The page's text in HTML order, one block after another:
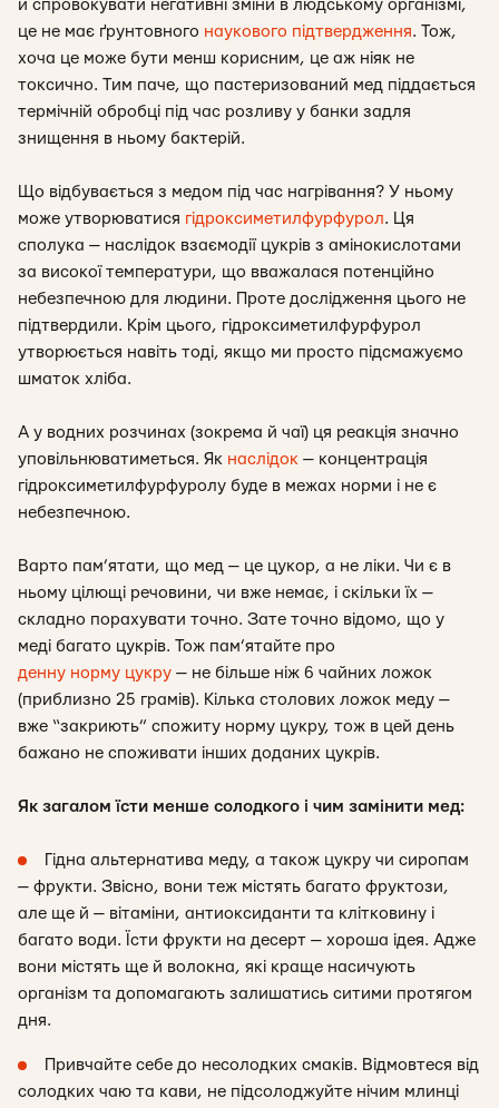
й спровокувати негативні зміни в людському організмі,
це не має ґрунтовного наукового підтвердження. Тож,
хоча це може бути менш корисним, це аж ніяк не
токсично. Тим паче, що пастеризований мед піддається
термічній обробці під час розливу у банки задля
знищення в ньому бактерій.
Що відбувається з медом під час нагрівання? У ньому
може утворюватися гідроксиметилфурфурол. Ця
сполука — наслідок взаємодії цукрів з амінокислотами
за високої температури, що вважалася потенційно
небезпечною для людини. Проте дослідження цього не
підтвердили. Крім цього, гідроксиметилфурфурол
утворюється навіть тоді, якщо ми просто підсмажуємо
шматок хліба.
А у водних розчинах (зокрема й чаї) ця реакція значно
уповільнюватиметься. Як наслідок — концентрація
гідроксиметилфурфуролу буде в межах норми і не є
небезпечною.
Варто пам’ятати, що мед — це цукор, а не ліки. Чи є в
ньому цілющі речовини, чи вже немає, і скільки їх —
складно порахувати точно. Зате точно відомо, що у
меді багато цукрів. Тож пам’ятайте про
денну норму цукру — не більше ніж 6 чайних ложок
(приблизно 25 грамів). Кілька столових ложок меду —
вже “закриють” спожиту норму цукру, тож в цей день
бажано не споживати інших доданих цукрів.
Як загалом їсти менше солодкого і чим замінити мед:
Гідна альтернатива меду, а також цукру чи сиропам
— фрукти. Звісно, вони теж містять багато фруктози,
але ще й — вітаміни, антиоксиданти та клітковину і
багато води. Їсти фрукти на десерт — хороша ідея. Адже
вони містять ще й волокна, які краще насичують
організм та допомагають залишатись ситими протягом
дня.
Привчайте себе до несолодких смаків. Відмовтеся від
солодких чаю та кави, не підсолоджуйте нічим млинці